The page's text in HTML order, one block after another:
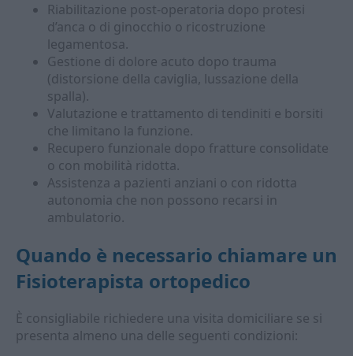
Riabilitazione post-operatoria dopo protesi
d’anca o di ginocchio o ricostruzione
legamentosa.
Gestione di dolore acuto dopo trauma
(distorsione della caviglia, lussazione della
spalla).
Valutazione e trattamento di tendiniti e borsiti
che limitano la funzione.
Recupero funzionale dopo fratture consolidate
o con mobilità ridotta.
Assistenza a pazienti anziani o con ridotta
autonomia che non possono recarsi in
ambulatorio.
Quando è necessario chiamare un
Fisioterapista ortopedico
È consigliabile richiedere una visita domiciliare se si
presenta almeno una delle seguenti condizioni: